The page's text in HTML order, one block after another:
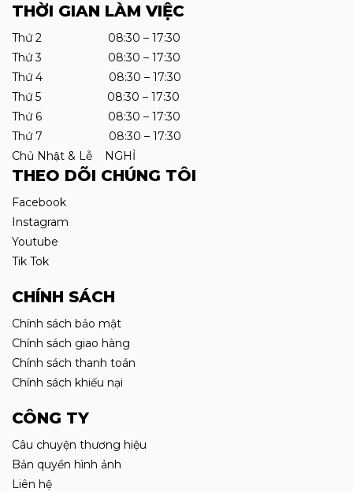
THỜI GIAN LÀM VIỆC
Thứ 2 08:30 – 17:30
Thứ 3 08:30 – 17:30
Thứ 4 08:30 – 17:30
Thứ 5 08:30 – 17:30
Thứ 6 08:30 – 17:30
Thứ 7 08:30 – 17:30
Chủ Nhật & Lễ NGHỈ
THEO DÕI CHÚNG TÔI
Facebook
Instagram
Youtube
Tik Tok
CHÍNH SÁCH
Chính sách bảo mật
Chính sách giao hàng
Chính sách thanh toán
Chính sách khiếu nại
CÔNG TY
Câu chuyện thương hiệu
Bản quyền hình ảnh
Liên hệ